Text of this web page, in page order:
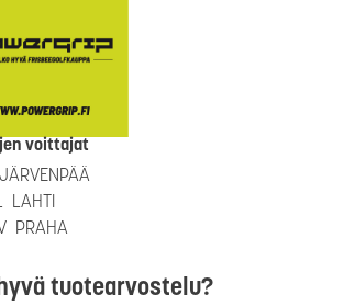
voittajat
JÄRVENPÄÄ
LAHTI
PRAHA
tuotearvostelu?